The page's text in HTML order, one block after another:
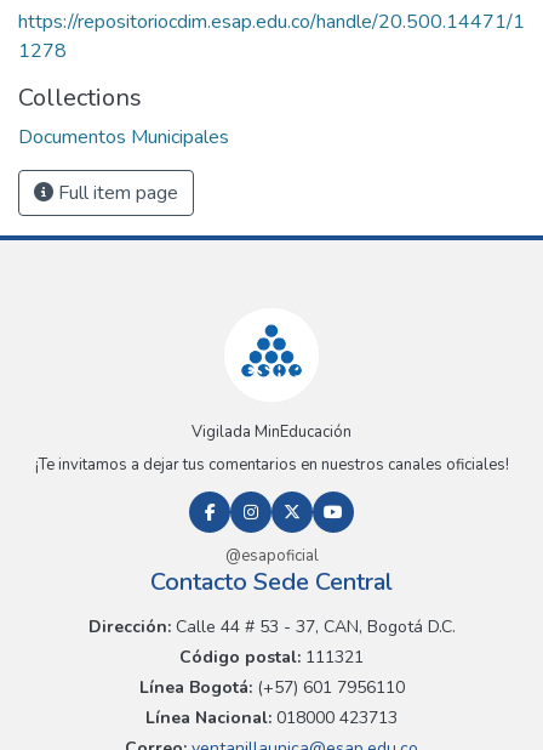
https://repositoriocdim.esap.edu.co/handle/20.500.14471/1
1278
Collections
Documentos Municipales
Full item page
Vigilada MinEducación
¡Te invitamos a dejar tus comentarios en nuestros canales oficiales!
@esapoficial
Contacto Sede Central
Dirección:Calle 44 # 53 - 37, CAN, Bogotá D.C.
Código postal: 111321
Línea Bogotá:(+57) 601 7956110
Línea Nacional: 018000 423713